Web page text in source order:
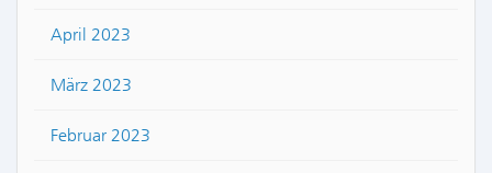
April 2023
März 2023
Februar 2023